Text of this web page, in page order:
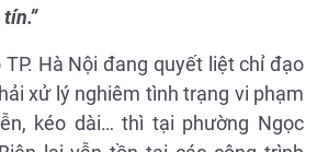
Hà Nội đang quyết liệt chỉ đạo
xử lý nghiêm tình trạng vi phạm
kéo dài… thì tại phường Ngọc